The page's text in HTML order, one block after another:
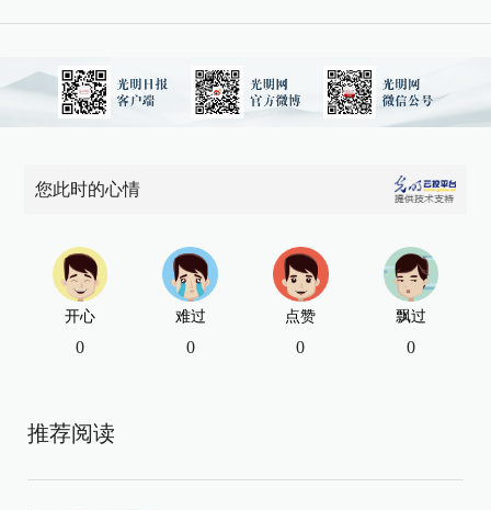
您此时的心情
开心
0
难过
0
点赞
0
飘过
0
推荐阅读